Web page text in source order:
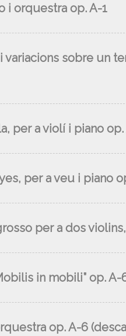
i orquestra op. A-1
variacions sobre un
per a violí i piano op.
per a veu i piano
per a dos
in mobili” op. A-
op. A-6